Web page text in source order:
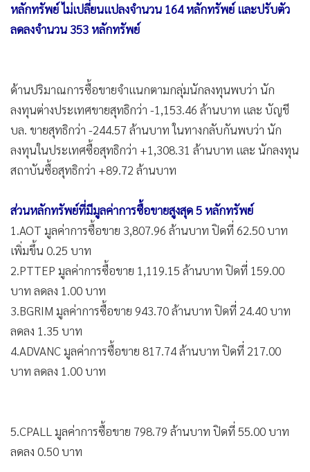
• Factcheck
• ญี่ปุ่น
หลักทรัพย์ ไม่เปลี่ยนแปลงจำนวน 164 หลักทรัพย์ และปรับตัว
ลดลงจำนวน 353 หลักทรัพย์
ด้านปริมาณการซื้อขายจำแนกตามกลุ่มนักลงทุนพบว่า นัก
ลงทุนต่างประเทศขายสุทธิกว่า -1,153.46 ล้านบาท และ บัญชี
บล. ขายสุทธิกว่า -244.57 ล้านบาท ในทางกลับกันพบว่า นัก
ลงทุนในประเทศซื้อสุทธิกว่า +1,308.31 ล้านบาท และ นักลงทุน
สถาบันซื้อสุทธิกว่า +89.72 ล้านบาท
ส่วนหลักทรัพย์ที่มีมูลค่าการซื้อขายสูงสุด 5 หลักทรัพย์
1.AOT มูลค่าการซื้อขาย 3,807.96 ล้านบาท ปิดที่ 62.50 บาท
เพิ่มขึ้น 0.25 บาท
2.PTTEP มูลค่าการซื้อขาย 1,119.15 ล้านบาท ปิดที่ 159.00
บาท ลดลง 1.00 บาท
3.BGRIM มูลค่าการซื้อขาย 943.70 ล้านบาท ปิดที่ 24.40 บาท
ลดลง 1.35 บาท
4.ADVANC มูลค่าการซื้อขาย 817.74 ล้านบาท ปิดที่ 217.00
บาท ลดลง 1.00 บาท
5.CPALL มูลค่าการซื้อขาย 798.79 ล้านบาท ปิดที่ 55.00 บาท
ลดลง 0.50 บาท